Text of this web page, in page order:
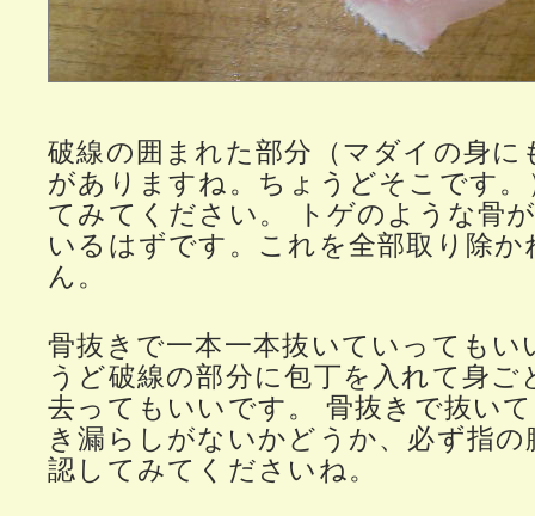
破線の囲まれた部分（マダイの身に
がありますね。ちょうどそこです
てみてください。 トゲのような骨
いるはずです。これを全部取り除
ん。
骨抜きで一本一本抜いていってもい
うど破線の部分に包丁を入れて身
去ってもいいです。 骨抜きで抜い
き漏らしがないかどうか、必ず指
認してみてくださいね。